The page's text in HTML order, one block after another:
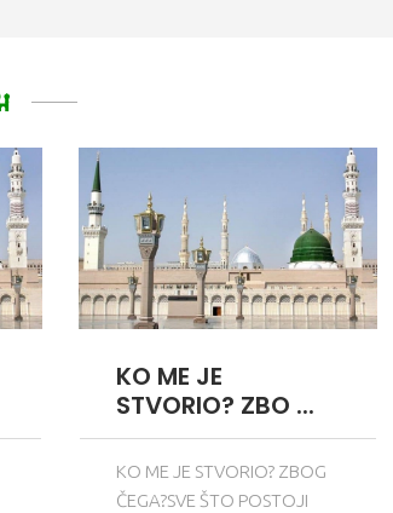
KO ME JE
STVORIO? ZBO ...
KO ME JE STVORIO? ZBOG
ČEGA?SVE ŠTO POSTOJI